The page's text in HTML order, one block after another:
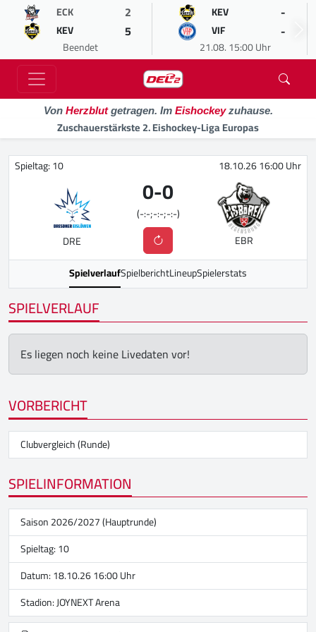
ECK 2
KEV 5
Beendet
KEV -
VIF -
21.08. 15:00 Uhr
Von Herzblutgetragen. Im Eishockeyzuhause.
Zuschauerstärkste 2. Eishockey-Liga Europas
Spieltag: 10 18.10.26 16:00 Uhr
DRE
0-0
(-:-;-:-;-:-)
EBR
SpielverlaufSpielberichtLineupSpielerstats
SPIELVERLAUF
Es liegen noch keine Livedaten vor!
VORBERICHT
Clubvergleich (Runde)
SPIELINFORMATION
Saison 2026/2027 (Hauptrunde)
Spieltag: 10
Datum: 18.10.26 16:00 Uhr
Stadion:JOYNEXT Arena